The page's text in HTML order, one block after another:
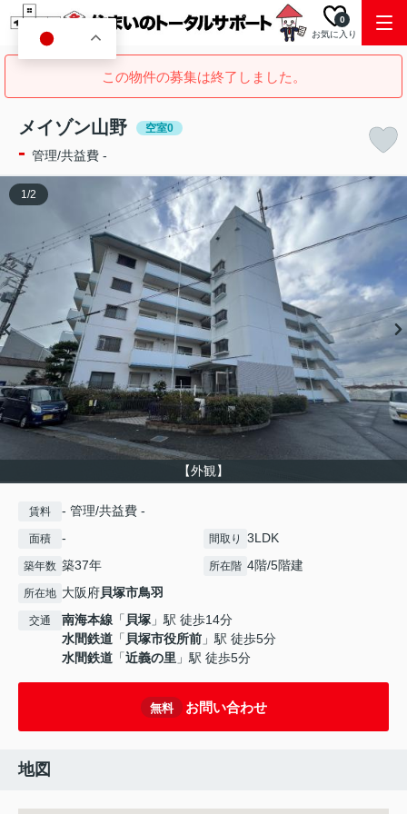
お気に入り
0
この物件の募集は終了しました。
メイゾン山野 空室0
- 管理/共益費 -
【外観】
1/2
賃料 - 管理/共益費 -
面積 - 間取り 3LDK
築年数 築37年 所在階 4階/5階建
所在地 大阪府貝塚市鳥羽
交通 南海本線 「 貝塚 」駅 徒歩14分
水間鉄道 「 貝塚市役所前 」駅 徒歩5分
水間鉄道 「近義の里 」駅 徒歩5分
無料 お問い合わせ
地図